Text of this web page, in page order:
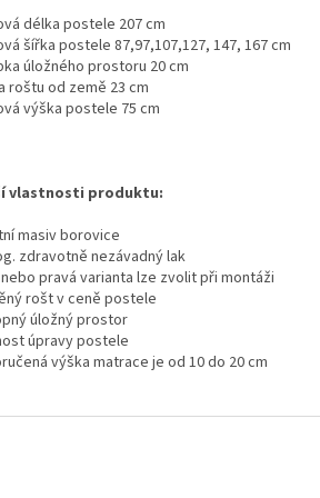
délka postele 207 cm
šířka postele 87,97,107,127, 147, 167 cm
úložného prostoru 20 cm
roštu od země 23 cm
výška postele 75 cm
vlastnosti produktu:
masiv borovice
zdravotně nezávadný lak
pravá varianta lze zvolit při montáži
rošt v ceně postele
úložný prostor
úpravy postele
výška matrace je od 10 do 20 cm